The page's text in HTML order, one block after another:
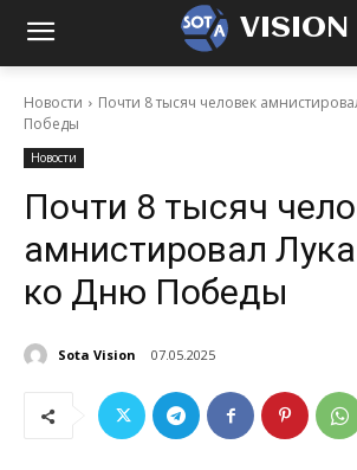
VISION
Новости
Почти 8 тысяч человек
Победы
Новости
Почти 8 тысяч
амнистировал
ко Дню Победы
Sota Vision 07.05.2025